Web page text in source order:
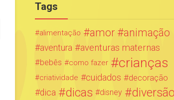
Tags
alimentação amor animação
aventura aventuras maternas
bebês como fazer crianças
criatividade cuidados
decoração
dica
dicas disney diversão